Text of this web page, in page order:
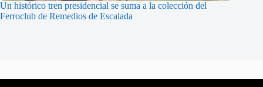
Un histórico tren presidencial se suma a la colección del
Ferroclub de Remedios de Escalada